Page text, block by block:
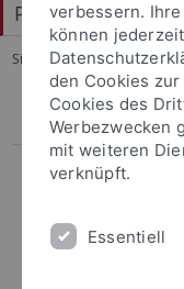
Prof. Dr.
Sie sind hier: Startseite
Laufende Projekte
Abgeschlossene Projekte
verbessern.
können
den Cookies
Cookies des
Werbezwecken
mit weiteren
verknüpft.
Essentiell